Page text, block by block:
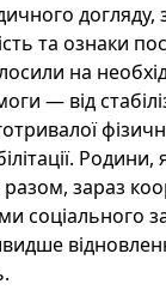
догляду,
та ознаки
на
— від
зараз
соціального